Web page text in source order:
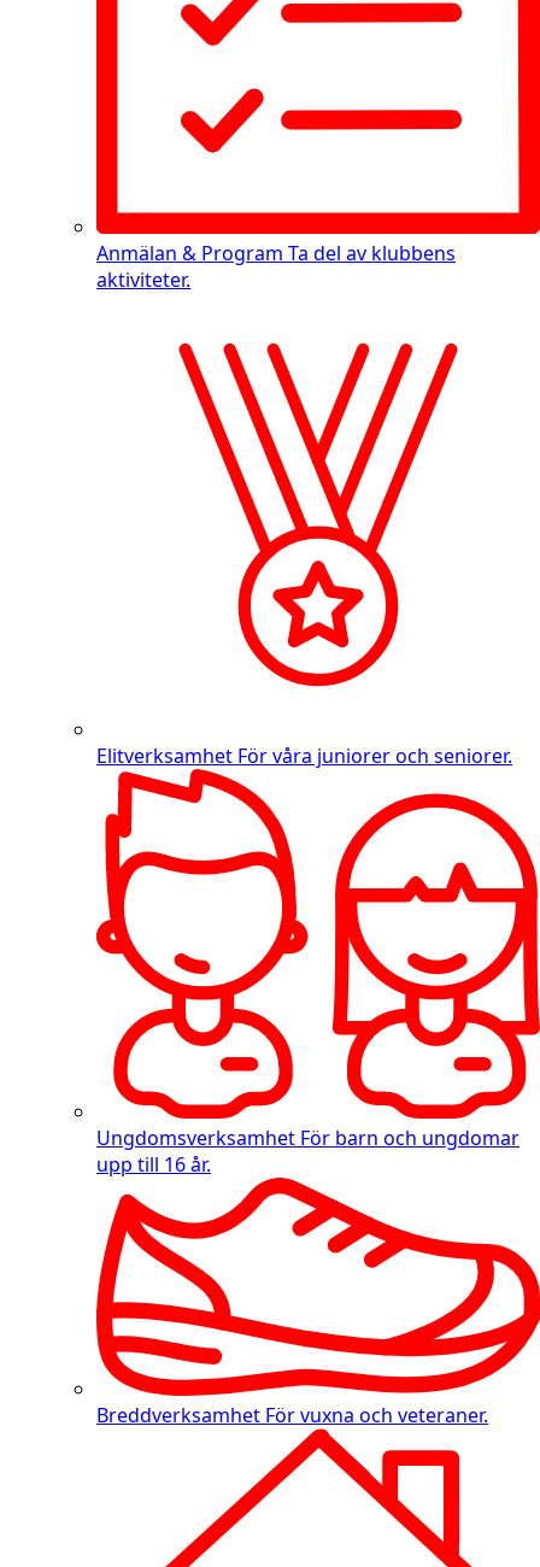
Anmälan & Program Ta del av klubbens
aktiviteter.
Elitverksamhet För våra juniorer och seniorer.
Ungdomsverksamhet För barn och ungdomar
upp till 16 år.
Breddverksamhet För vuxna och veteraner.